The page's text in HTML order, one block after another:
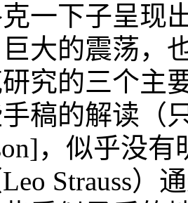
一下子呈现
大的震荡，
究的三个主
稿的解读（
，似乎没
Strauss）